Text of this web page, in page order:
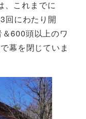
、これまでに
回にわたり開
600頭以上のワ
幕を閉じていま